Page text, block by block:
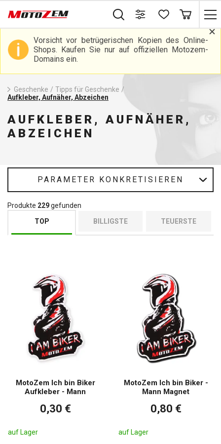
Vorsicht vor betrügerischen Kopien des Online-
Shops. Kaufen Sie nur auf offiziellen Motozem-
Domains ein.
Geschenke / Tipps für Geschenke /
Aufkleber, Aufnäher, Abzeichen
AUFKLEBER, AUFNÄHER,
ABZEICHEN
PARAMETER KONKRETISIEREN
Produkte 229gefunden
TOP
BILLIGSTE TEUERSTE
MotoZem Ich bin Biker
Aufkleber - Mann
0,30 €
auf Lager
MotoZem Ich bin Biker -
Mann Magnet
0,80 €
auf Lager